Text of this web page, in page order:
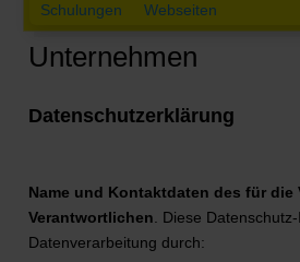
Schulungen
Webseiten
Unternehmen
Datenschutzerklärung
Name und Kontaktdaten des für die
Verantwortlichen . Diese
Datenverarbeitung durch: